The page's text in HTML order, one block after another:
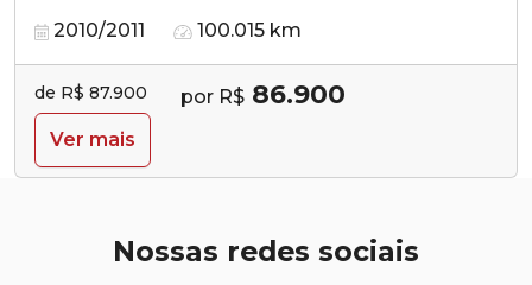
2010/2011 100.015 km
de R$ 87.900 por R$ 86.900
Ver mais
Nossas redes sociais